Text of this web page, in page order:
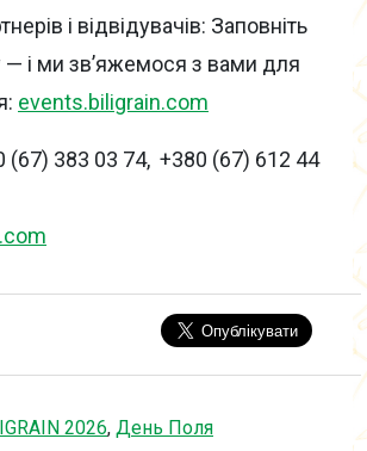
і відвідувачів: Заповніть
і ми зв’яжемося з вами для
events.biligrain.com
(67) 383 03 74, +380 (67) 612 44
2026, День Поля